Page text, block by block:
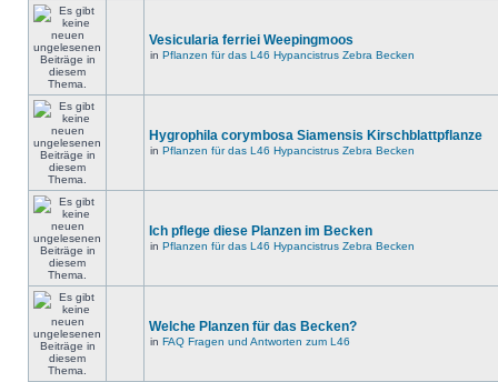
Vesicularia ferriei Weepingmoos
in Pflanzen für das L46 Hypancistrus Zebra Becken
Hygrophila corymbosa Siamensis Kirschblattpflanze
in Pflanzen für das L46 Hypancistrus Zebra Becken
Ich pflege diese Planzen im Becken
in Pflanzen für das L46 Hypancistrus Zebra Becken
Welche Planzen für das Becken?
in FAQ Fragen und Antworten zum L46